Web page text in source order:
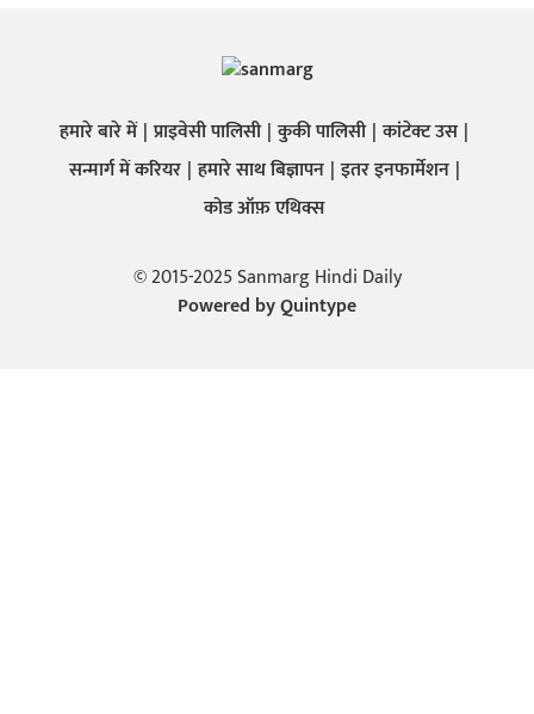
हमारे बारे में प्राइवेसी पालिसी कुकी पालिसी कांटेक्ट उस
सन्मार्ग में करियर हमारे साथ बिज्ञापन इतर इनफार्मेशन
कोड ऑफ़ एथिक्स
© 2015-2025 Sanmarg Hindi Daily
Powered byQuintype